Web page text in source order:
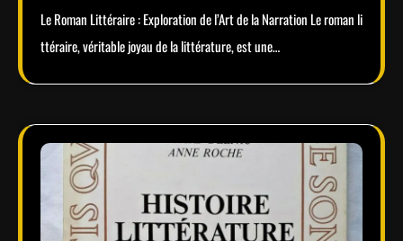
Le Roman Littéraire : Exploration de l’Art de la Narration Le roman li
ttéraire, véritable joyau de la littérature, est une…